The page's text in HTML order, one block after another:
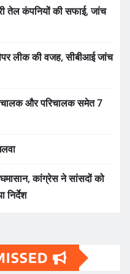
तेल कंपनियों की सफाई, जांच
लीक की वजह, सीबीआई जांच
चालक और परिचालक समेत 7
कांग्रेस ने सांसदों को
निर्देश